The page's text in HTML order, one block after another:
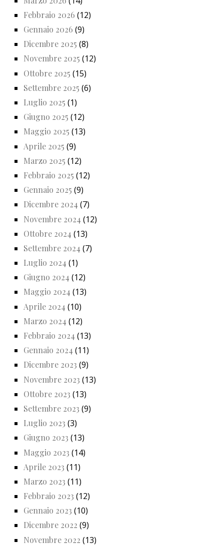
Febbraio 2026 (12)
Gennaio 2026 (9)
Dicembre 2025 (8)
Novembre 2025 (12)
Ottobre 2025 (15)
Settembre 2025 (6)
Luglio 2025 (1)
Giugno 2025 (12)
Maggio 2025 (13)
Aprile 2025 (9)
Marzo 2025 (12)
Febbraio 2025 (12)
Gennaio 2025 (9)
Dicembre 2024 (7)
Novembre 2024 (12)
Ottobre 2024 (13)
Settembre 2024 (7)
Luglio 2024 (1)
Giugno 2024 (12)
Maggio 2024 (13)
Aprile 2024 (10)
Marzo 2024 (12)
Febbraio 2024 (13)
Gennaio 2024 (11)
Dicembre 2023 (9)
Novembre 2023 (13)
Ottobre 2023 (13)
Settembre 2023 (9)
Luglio 2023 (3)
Giugno 2023 (13)
Maggio 2023 (14)
Aprile 2023 (11)
Marzo 2023 (11)
Febbraio 2023 (12)
Gennaio 2023 (10)
Dicembre 2022 (9)
Novembre 2022 (13)